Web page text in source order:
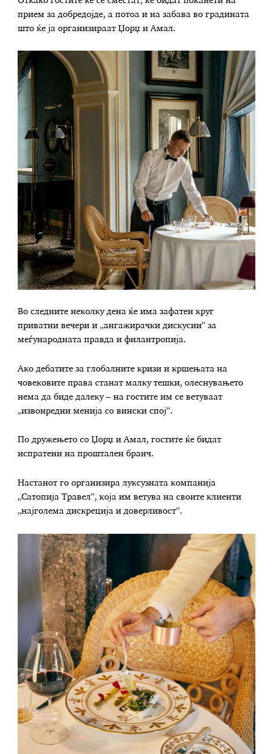
прием за добредојде, а потоа и на забава во градината
што ќе ја организираат Џорџ и Амал.
Во следните неколку дена ќе има зафатен круг
приватни вечери и „ангажирачки дискусии“ за
меѓународната правда и филантропија.
Ако дебатите за глобалните кризи и кршењата на
човековите права станат малку тешки, олеснувањето
нема да биде далеку – на гостите им се ветуваат
„извонредни менија со вински спој“.
По дружењето со Џорџ и Амал, гостите ќе бидат
испратени на проштален бранч.
Настанот го организира луксузната компанија
„Сатопија Травел“, која им ветува на своите клиенти
„најголема дискреција и доверливост“.